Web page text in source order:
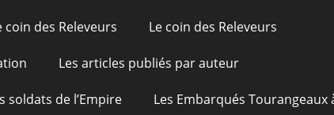
coin des Releveurs Le coin des Releveurs
Les articles publiés par auteur
soldats de l’Empire Les Embarqués Tourangeaux